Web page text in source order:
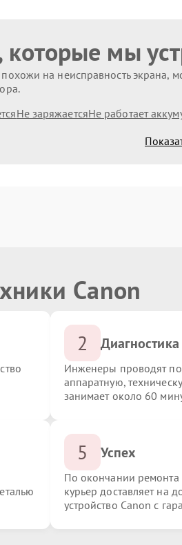
мы
на неисправность экрана,
Не заряжаетсяНе работает
Canon
2 Диагностика
Инженеры проводят
аппаратную,
занимает около 60
5 Успех
По окончании ремонта
курьер доставляет на
устройство Canon с